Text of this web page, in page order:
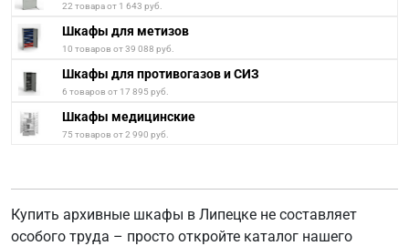
22 товара от 1 643 руб.
Шкафы для метизов
10 товаров от 39 088 руб.
Шкафы для противогазов и СИЗ
6 товаров от 17 895 руб.
Шкафы медицинские
75 товаров от 2 990 руб.
Купить архивные шкафы в Липецке не составляет
особого труда – просто откройте каталог нашего